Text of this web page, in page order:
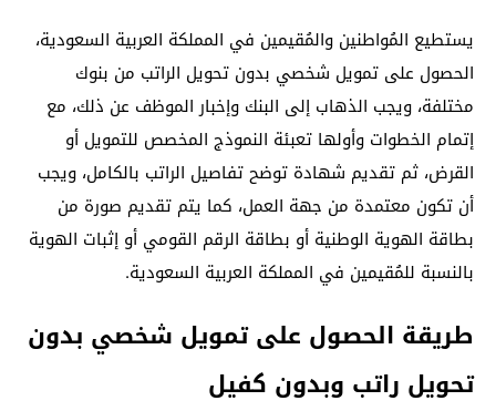
يستطيع المُواطنين والمُقيمين في المملكة العربية السعودية،
الحصول على تمويل شخصي بدون تحويل الراتب من بنوك
مختلفة، ويجب الذهاب إلى البنك وإخبار الموظف عن ذلك، مع
إتمام الخطوات وأولها تعبئة النموذج المخصص للتمويل أو
القرض، ثم تقديم شهادة توضح تفاصيل الراتب بالكامل، ويجب
أن تكون معتمدة من جهة العمل، كما يتم تقديم صورة من
بطاقة الهوية الوطنية أو بطاقة الرقم القومي أو إثبات الهوية
بالنسبة للمُقيمين في المملكة العربية السعودية.
طريقة الحصول على تمويل شخصي بدون
تحويل راتب وبدون كفيل